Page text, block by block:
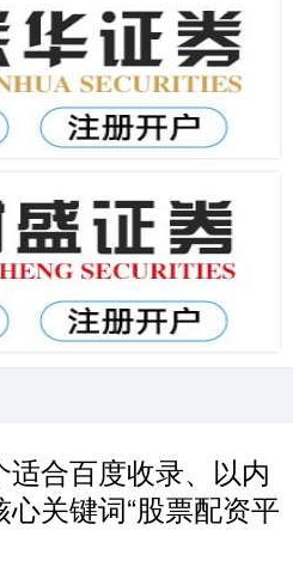
合百度收录、以内
关键词“股票配资平